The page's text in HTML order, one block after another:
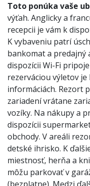
Toto ponúka vaše
výťah. Anglicky a
recepcii je vám k
K vybaveniu patrí
bankomat a predajný
dispozícii Wi-Fi
rezerváciou výletov
informáciách. Rezort
zariadení vrátane
vozíky. Na nákupy a
dispozícii
obchody. V areáli
detské ihrisko. K
miestnosť, herňa a
môžu parkovať v